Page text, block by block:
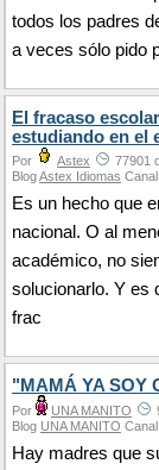
todos los padres
a veces sólo pido
El fracaso
estudiando en el
Por Astex
77901
BlogAstex Idiomas Canal:
Es un hecho que
nacional. O al
académico, no
solucionarlo. Y es
frac
"MAMÁ YA SOY
Por UNA MANITO
Blog UNA MANITO Canal:
Hay madres que